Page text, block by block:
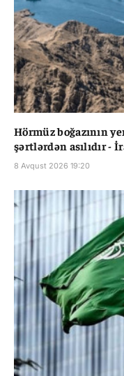
Hörmüz boğazının
şərtlərdən asılıdır -
8 Avqust 2026 19:20